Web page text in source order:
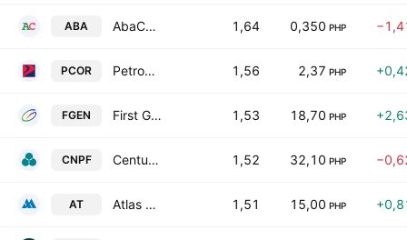
ABA AbaCore Capital Holdings Inc 1,64 0,350 PHP
PCOR Petron Corp. 1,56 2,37 PHP
FGEN First Gen Corporation 1,53 18,70 PHP
CNPF Century Pacific Food, Inc. 1,52 32,10 PHP
AT Atlas Consolidated Mining & Development Corp. 1,51 15,00 PHP